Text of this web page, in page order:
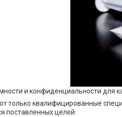
и конфиденциальности для
только квалифицированные
поставленных целей.